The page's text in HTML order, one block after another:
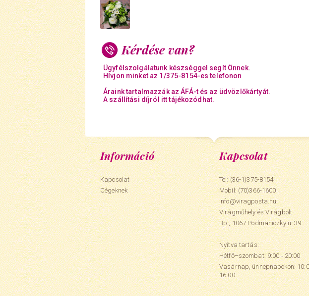
Kérdése van?
Ügyfélszolgálatunk készséggel segít Önnek.
Hívjon minket az 1/375-8154-es telefonon
Áraink tartalmazzák az ÁFÁ-t és az üdvözlőkártyát.
A szállítási díjról itt tájékozódhat.
Információ
Kapcsolat
Cégeknek
Kapcsolat
Tel: (36-1)375-8154
Mobil:(70)366-1600
info@viragposta.hu
Virágműhely és Virágbolt:
Bp., 1067 Podmaniczky u. 39.
Nyitva tartás:
Hétfő–szombat: 9:00 ‑ 20:00
Vasárnap, ünnepnapokon:
16:00